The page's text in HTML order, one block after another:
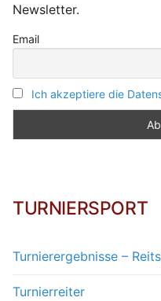
Newsletter.
Email
Ich akzeptiere die
TURNIERSPORT
Turnierergebnisse –
Turnierreiter